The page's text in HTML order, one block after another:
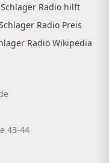
Schlager Radio hilft
Radio Preis
Radio Wikipedia
43-44